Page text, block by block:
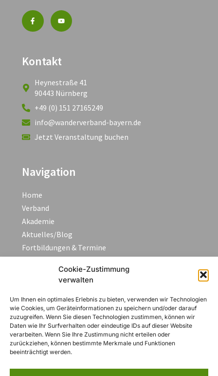
Cookie-Zustimmung
verwalten
Um Ihnen ein optimales Erlebnis zu bieten, verwenden wir Technologien
wie Cookies, um Geräteinformationen zu speichern und/oder darauf
zuzugreifen. Wenn Sie diesen Technologien zustimmen, können wir
Daten wie Ihr Surfverhalten oder eindeutige IDs auf dieser Website
verarbeiten. Wenn Sie Ihre Zustimmung nicht erteilen oder
zurückziehen, können bestimmte Merkmale und Funktionen
beeinträchtigt werden.
Kontakt
Heynestraße 41
90443 Nürnberg
+49 (0) 151 27165249
info@wanderverband-bayern.de
Jetzt Veranstaltung buchen
Navigation
Home
Verband
Akademie
Aktuelles/Blog
Fortbildungen & Termine
Rechtliches
Impressum
Datenschutzerklärung
AGB
Widerruf